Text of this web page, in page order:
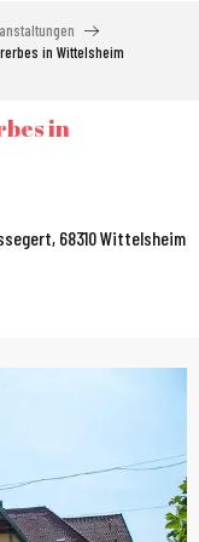
in Wittelsheim
in
68310 Wittelsheim